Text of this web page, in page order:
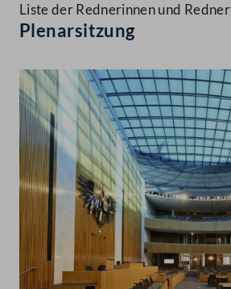
Liste der Rednerinnen und Redner
Plenarsitzung